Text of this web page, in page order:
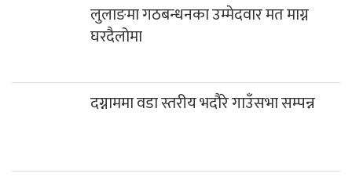
लुलाङमा गठबन्धनका उम्मेदवार मत माग्न
घरदैलोमा
दग्नाममा वडा स्तरीय भदौरे गाउँसभा सम्पन्न